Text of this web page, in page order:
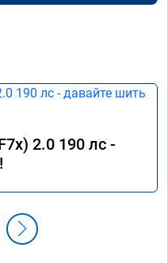
2.0 190 лс -